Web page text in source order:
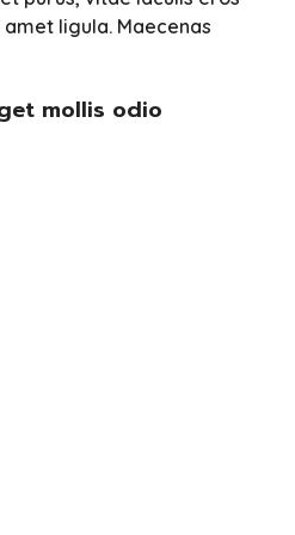
ligula. Maecenas
mollis odio